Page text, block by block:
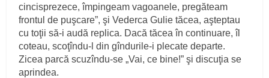
cincisprezece, împingeam vagoanele, pregăteam
frontul de puşcare”, şi Vederca Gulie tăcea, aşteptau
cu toţii să-i audă replica. Dacă tăcea în continuare, îl
coteau, scoţîndu-l din gîndurile-i plecate departe.
Zicea parcă scuzîndu-se „Vai, ce bine!” şi discuţia se
aprindea.